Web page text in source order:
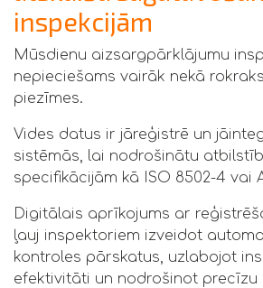
inspekcijām
Mūsdienu aizsargpārklājumu
nepieciešams vairāk nekā
piezīmes.
Vides datus ir jāreģistrē un
sistēmās, lai nodrošinātu
specifikācijām kā ISO 8502-4 vai
Digitālais aprīkojums ar
ļauj inspektoriem izveidot
kontroles pārskatus, uzlabojot
efektivitāti un nodrošinot precīzu